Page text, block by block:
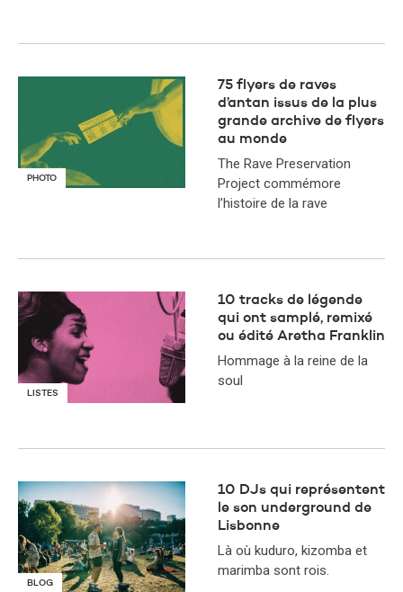
PHOTO
75 flyers de raves
d’antan issus de la plus
grande archive de flyers
au monde
The Rave Preservation
Project commémore
l’histoire de la rave
LISTES
10 tracks de légende
qui ont samplé, remixé
ou édité Aretha Franklin
Hommage à la reine de la
soul
BLOG
10 DJs qui représentent
le son underground de
Lisbonne
Là où kuduro, kizomba et
marimba sont rois.